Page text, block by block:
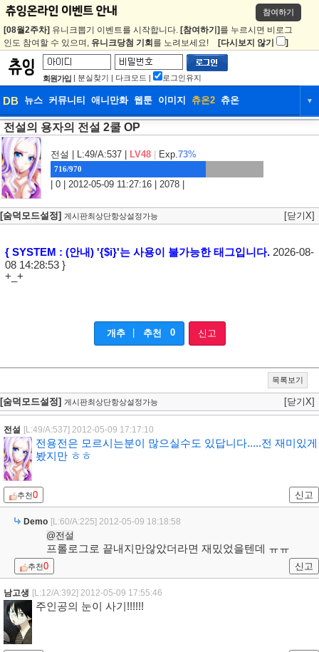
참여하기
[08월2주차] 유니크뽑기 이벤트를 시작합니다. [참여하기] 를 누르시면 비로그
인도 참여할 수 있으며, 유니크당첨 기회 를 노려보세요! [다시보지 않기 ]
회원가입 | 분실찾기 | 다크모드 | 로그인유지
DB 뉴스 커뮤니티 애니만화 웹툰 이미지 츄온2 츄온 ▼
DB 뉴스
웹툰 이미지 츄온2
전설의 용자의 전설 2쿨 OP
전설 | L:49/A:537 | LV48 Exp.73%
716/970
| 0 | 2012-05-09 11:27:16 | 2078 |
[숨덕모드설정] 게시판최상단항상설정가능 [닫기X]
{ SYSTEM : (안내) '{$i}'는 사용이 불가능한 태그입니다.2026-08-
08 14:28:53 }
+_+
개추 추천 0 신고
목록보기
[숨덕모드설정] 게시판최상단항상설정가능 [닫기X]
전설 [L:49/A:537] 2012-05-09 17:17:10
전용전은 모르시는분이 많으실수도 있답니다.....전 재미있게
봤지만 ㅎㅎ
추천0 신고
Demo [L:60/A:225] 2012-05-09 18:18:58
@전설
프롤로그로 끝내지만않았더라면 재밌었을텐데 ㅠㅠ
추천0 신고
남고생 [L:12/A:392] 2012-05-09 17:55:46
주인공의 눈이 사기!!!!!!